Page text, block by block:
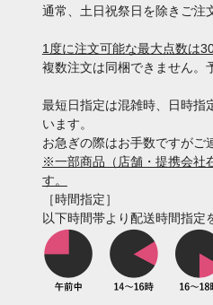
通常、土日祝祭日を除きご注
1度に注文可能な最大点数は
複数注文は同梱できません。
最短日指定は混雑時、日時指
います。
お急ぎの際はお手数ですがご
※一部商品（店舗・提携会社
す。
［時間指定］
以下時間帯より配送時間指定